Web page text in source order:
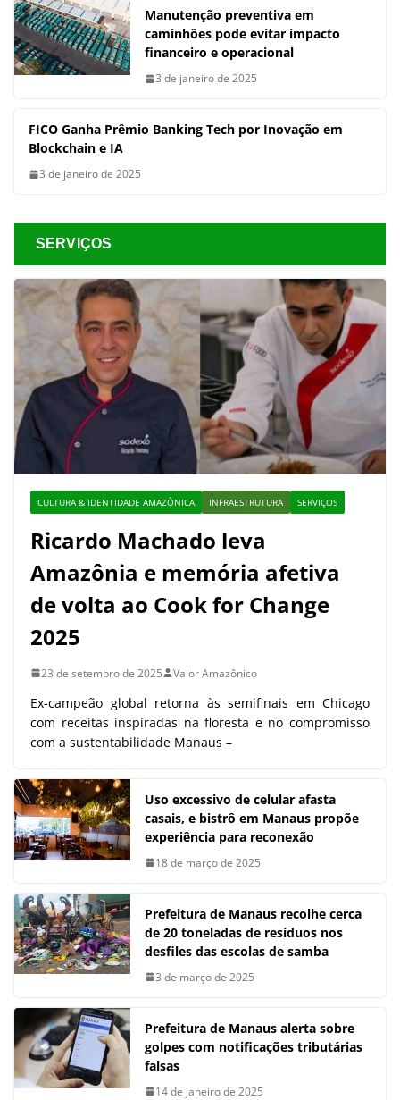
Manutenção preventiva em
caminhões pode evitar impacto
financeiro e operacional
3 de janeiro de 2025
FICO Ganha Prêmio Banking Tech por Inovação em
Blockchain e IA
3 de janeiro de 2025
SERVIÇOS
CULTURA & IDENTIDADE AMAZÔNICA INFRAESTRUTURA SERVIÇOS
Ricardo Machado leva
Amazônia e memória afetiva
de volta ao Cook for Change
2025
23 de setembro de 2025 Valor Amazônico
Ex-campeão global retorna às semifinais em Chicago
com receitas inspiradas na floresta e no compromisso
com a sustentabilidade Manaus –
Uso excessivo de celular afasta
casais, e bistrô em Manaus propõe
experiência para reconexão
18 de março de 2025
Prefeitura de Manaus recolhe cerca
de 20 toneladas de resíduos nos
desfiles das escolas de samba
3 de março de 2025
Prefeitura de Manaus alerta sobre
golpes com notificações tributárias
falsas
14 de janeiro de 2025